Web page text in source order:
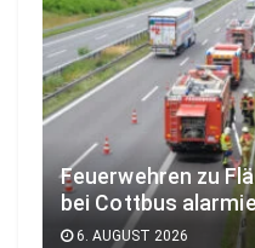
Feuerwehren zu
bei Cottbus
6. AUGUST 2026